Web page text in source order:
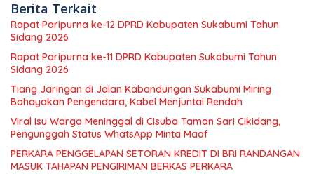
Berita Terkait
Rapat Paripurna ke-12 DPRD Kabupaten Sukabumi Tahun
Sidang 2026
Rapat Paripurna ke-11 DPRD Kabupaten Sukabumi Tahun
Sidang 2026
Tiang Jaringan di Jalan Kabandungan Sukabumi Miring
Bahayakan Pengendara, Kabel Menjuntai Rendah
Viral Isu Warga Meninggal di Cisuba Taman Sari Cikidang,
Pengunggah Status WhatsApp Minta Maaf
PERKARA PENGGELAPAN SETORAN KREDIT DI BRI RANDANGAN
MASUK TAHAPAN PENGIRIMAN BERKAS PERKARA